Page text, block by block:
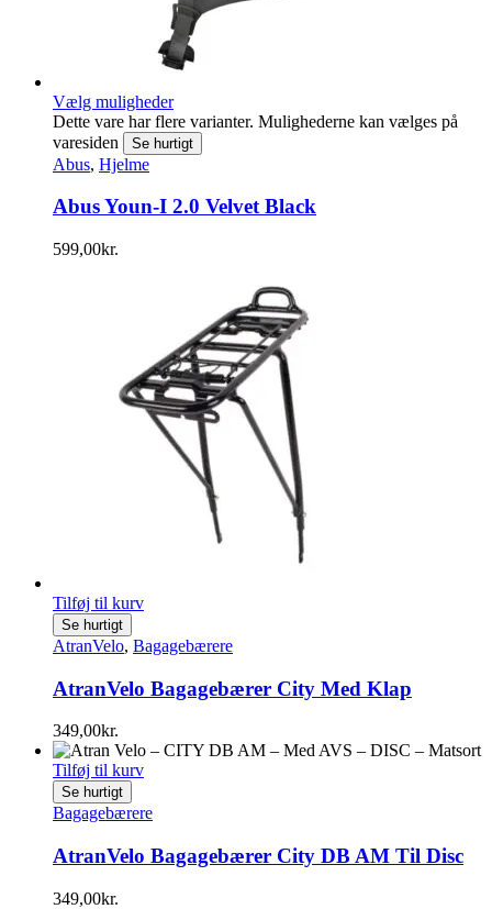
Vælg muligheder
Dette vare har flere varianter. Mulighederne kan vælges på
varesiden
Se hurtigt
Abus, Hjelme
Abus Youn-I 2.0 Velvet Black
599,00kr.
Tilføj til kurv
Se hurtigt
AtranVelo, Bagagebærere
AtranVelo Bagagebærer City Med Klap
349,00kr.
Tilføj til kurv
Se hurtigt
Bagagebærere
AtranVelo Bagagebærer City DB AM Til Disc
349,00kr.